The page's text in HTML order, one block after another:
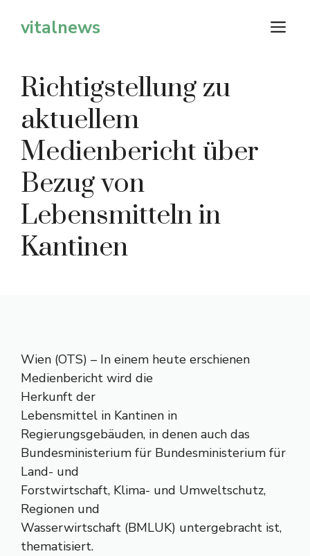
Inhaltvitalnews
Richtigstellung zu
aktuellem
Medienbericht über
Bezug von
Lebensmitteln in
Kantinen
Wien (OTS) – In einem heute erschienen
Medienbericht wird die
Herkunft der
Lebensmittel in Kantinen in
Regierungsgebäuden, in denen auch das
Bundesministerium für Bundesministerium für
Land- und
Forstwirtschaft, Klima- und Umweltschutz,
Regionen und
Wasserwirtschaft (BMLUK) untergebracht ist,
thematisiert.